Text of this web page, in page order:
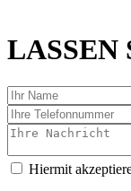
LASSEN
Hiermit